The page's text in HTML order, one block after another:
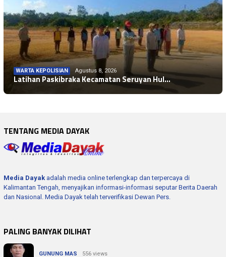
WARTA KEPOLISIAN Agustus 8, 2026
Latihan Paskibraka Kecamatan Seruyan Hul…
TENTANG MEDIA DAYAK
Media Dayak adalah media online terlengkap dan terpercaya di
Kalimantan Tengah, menyajikan informasi-informasi seputar Berita Daerah
dan Nasional. Media Dayak telah terverifikasi Dewan Pers.
PALING BANYAK DILIHAT
GUNUNG MAS 556 views